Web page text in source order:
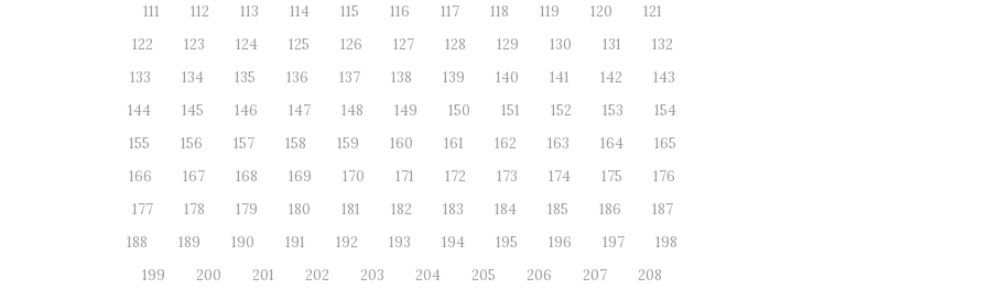
111
112 113 114 115 116 117 118 119 120
121
122
123 124 125 126 127 128 129 130 131
132
133
134 135 136 137 138 139 140 141 142
143
144
145 146 147 148 149 150 151 152 153
154
155
156 157 158 159 160 161 162 163 164
165
166
167 168 169 170 171 172 173 174 175
176
177
178 179 180 181 182 183 184 185 186
187
188
189 190 191 192 193 194 195 196 197
198
199
200 201 202 203 204 205 206 207
208